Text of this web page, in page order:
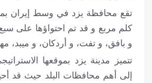
كلم مربع و قد تم احتواؤها على
و بافق، و تفت، و أردكان، و ميبد،
تتمیز مدينة يزد بموقعها
إلی أهم محافظات البلد حيث قد